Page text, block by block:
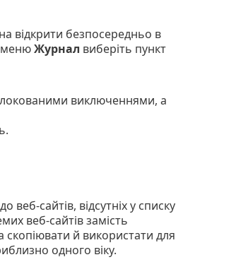
відкрити безпосередньо в
менюЖурнал виберіть пункт
виключеннями, а
сайтів, відсутніх у списку
веб-сайтів замість
й використати для
одного віку.